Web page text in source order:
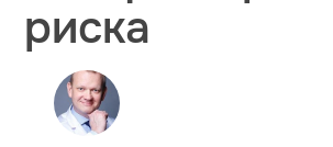
риска